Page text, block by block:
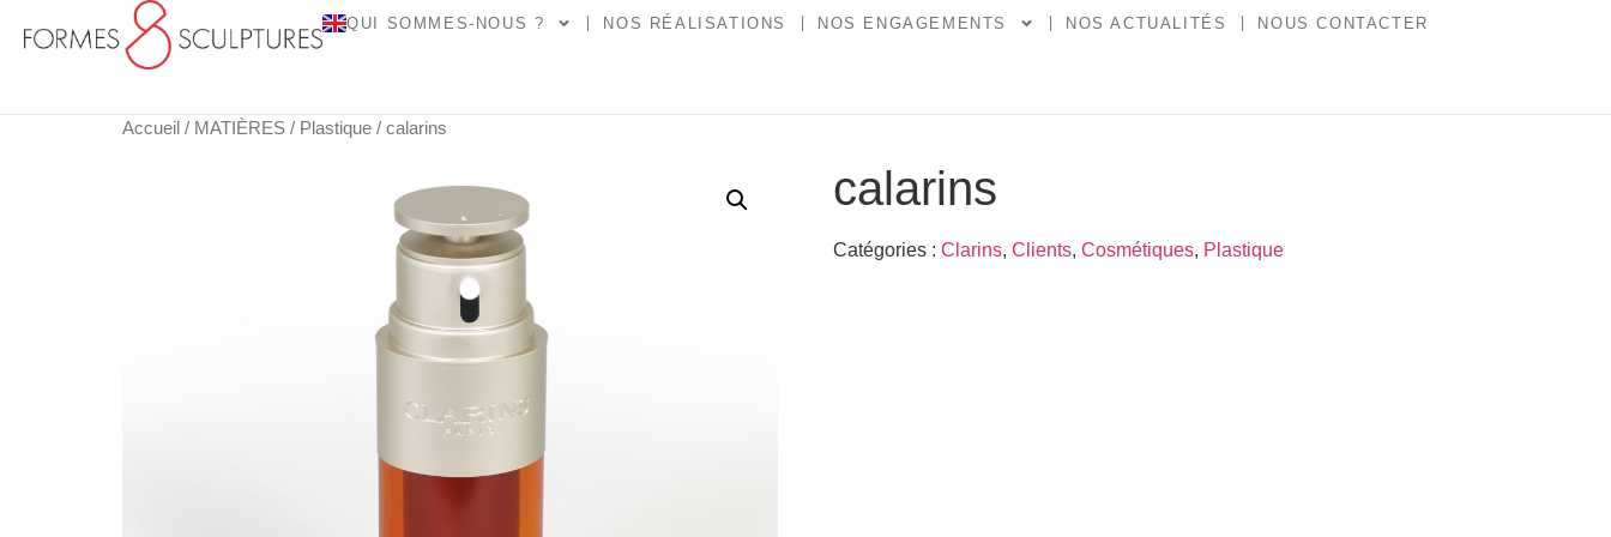
QUI SOMMES-NOUS ? NOS RÉALISATIONS NOS ENGAGEMENTS NOS ACTUALITÉS NOUS CONTACTER
Accueil / MATIÈRES / Plastique / calarins
calarins
Catégories : Clarins, Clients, Cosmétiques, Plastique